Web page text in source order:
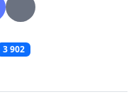
3 902